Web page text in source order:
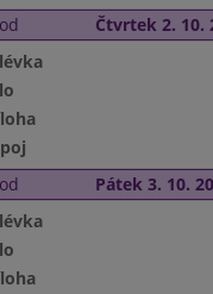
Čtvrtek 2. 10.
Pátek 3. 10.